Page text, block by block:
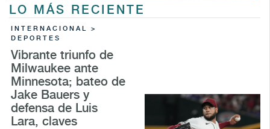
LO MÁS RECIENTE
INTERNACIONAL >
DEPORTES
Vibrante triunfo de
Milwaukee ante
Minnesota; bateo de
Jake Bauers y
defensa de Luis
Lara, claves